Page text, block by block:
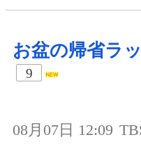
お盆の帰省ラ
9
08月07日 12:09